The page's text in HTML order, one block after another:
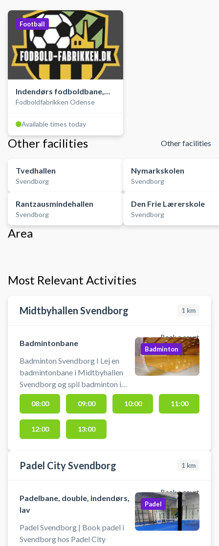
Football
Indendørs fodboldbane,
kunstgræs
Fodboldfabrikken Odense
Available times today
Other facilities Other facilities
Tvedhallen
Svendborg
Nymarkskolen
Svendborg
Rantzausmindehallen
Svendborg
Den Frie Lærerskole
Svendborg
Area
Most Relevant Activities
Midtbyhallen Svendborg 1 km
Book a court
Badmintonbane
Badminton Svendborg I Lej en
badmintonbane i Midtbyhallen
Svendborg og spil badminton i
Svendborg.
Badminton
08:00 09:00 10:00 11:00
12:00 13:00
Padel City Svendborg 1 km
Book a court
Padelbane, double, indendørs,
lav
Padel Svendborg | Book padel i
Svendborg hos Padel City
Padel